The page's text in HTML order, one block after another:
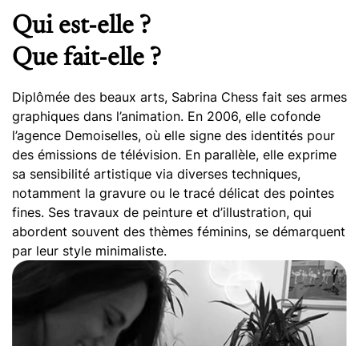
Qui est-elle ?
Que fait-elle ?
Diplômée des beaux arts, Sabrina Chess fait ses armes
graphiques dans l’animation. En 2006, elle cofonde
l’agence Demoiselles, où elle signe des identités pour
des émissions de télévision. En parallèle, elle exprime
sa sensibilité artistique via diverses techniques,
notamment la gravure ou le tracé délicat des pointes
fines. Ses travaux de peinture et d’illustration, qui
abordent souvent des thèmes féminins, se démarquent
par leur style minimaliste.